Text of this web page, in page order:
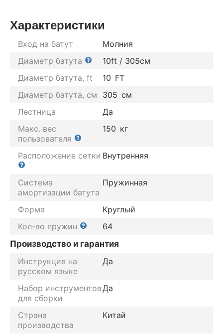
Характеристики
Вход на батут
Молния
Диаметр батута
10ft / 305см
Диаметр батута, ft
10 FT
Диаметр батута, см
305 см
Лестница
Да
Макс. вес
пользователя
150 кг
Расположение сетки Внутренняя
Система
амортизации батута
Пружинная
Форма
Круглый
Кол-во пружин
64
Производство и гарантия
Инструкция на
русском языке
Да
Набор инструментов
для сборки
Да
Страна
производства
Китай